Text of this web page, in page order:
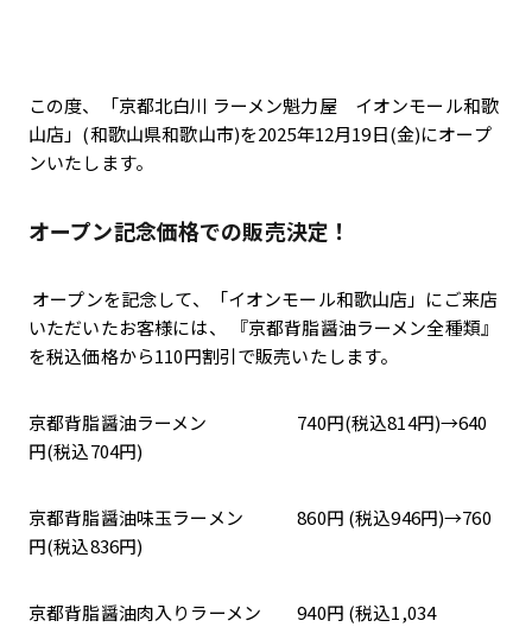
この度、「京都北白川 ラーメン魁力屋 イオンモール和歌
山店」(和歌山県和歌山市)を2025年12月19日(金)にオープ
ンいたします。
オープン記念価格での販売決定！
オープンを記念して、「イオンモール和歌山店」にご来店
いただいたお客様には、 『京都背脂醤油ラーメン全種類』
を税込価格から110円割引で販売いたします。
京都背脂醤油ラーメン 740円(税込814円)→640
円(税込704円)
京都背脂醤油味玉ラーメン 860円 (税込946円)→760
円(税込836円)
京都背脂醤油肉入りラーメン 940円 (税込1,034